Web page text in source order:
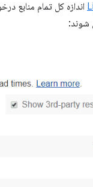
اندازه کل تمام منابع
شوند: